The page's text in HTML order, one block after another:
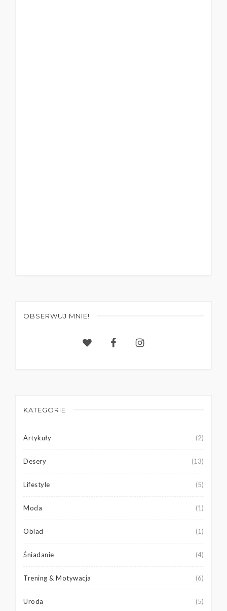
OBSERWUJ MNIE!
KATEGORIE
Artykuły (2)
Desery (13)
Lifestyle (5)
Moda (1)
Obiad (1)
Śniadanie (4)
Trening & Motywacja (6)
Uroda (5)